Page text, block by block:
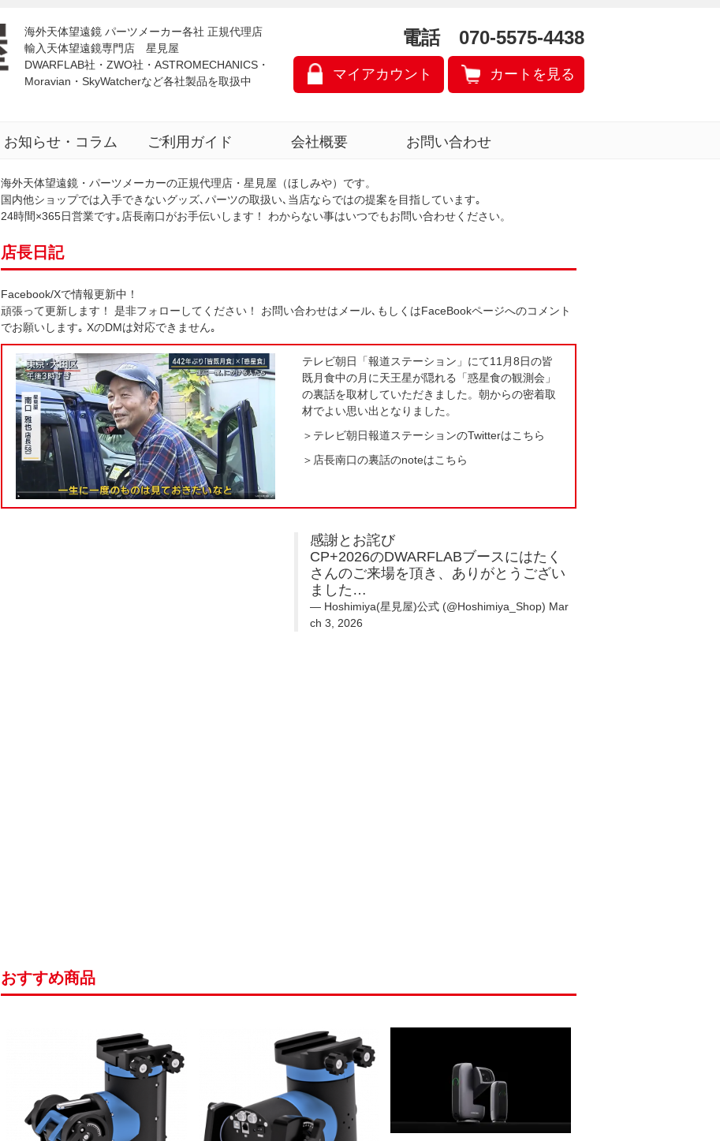
海外天体望遠鏡 パーツメーカー各社 正規代理店
輸入天体望遠鏡専門店 星見屋
DWARFLAB社・ZWO社・ASTROMECHANICS・
Moravian・SkyWatcherなど各社製品を取扱中
電話 070-5575-4438
カートを見る
マイアカウント
お知らせ・コラム ご利用ガイド 会社概要 お問い合わせ
海外天体望遠鏡・パーツメーカーの正規代理店・星見屋（ほしみや）です。
国内他ショップでは入手できないグッズ､パーツの取扱い､当店ならではの提案を目指しています｡
24時間×365日営業です｡店長南口がお手伝いします！ わからない事はいつでもお問い合わせください。
店長日記
Facebook/Xで情報更新中！
頑張って更新します！ 是非フォローしてください！ お問い合わせはメール､もしくはFaceBookページへのコメント
でお願いします｡ XのDMは対応できません｡
テレビ朝日「報道ステーション」にて11月8日の皆
既月食中の月に天王星が隠れる「惑星食の観測会」
の裏話を取材していただきました。朝からの密着取
材でよい思い出となりました。
＞テレビ朝日報道ステーションのTwitterはこちら
＞店長南口の裏話のnoteはこちら
感謝とお詫び
CP+2026のDWARFLABブースにはたく
さんのご来場を頂き、ありがとうござい
ました…
— Hoshimiya(星見屋)公式 (@Hoshimiya_Shop) Mar
ch 3, 2026
おすすめ商品